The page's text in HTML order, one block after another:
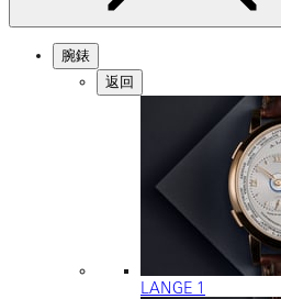
腕錶
返回
LANGE 1